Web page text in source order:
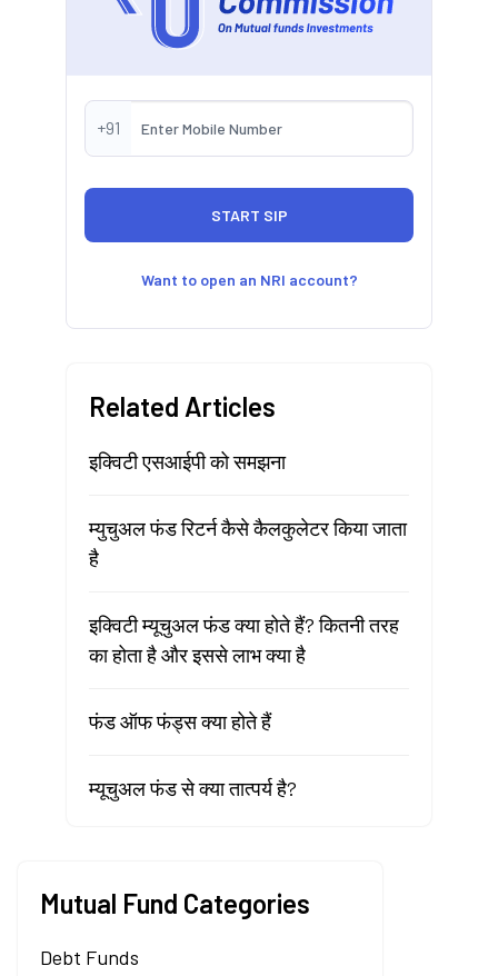
+91
Want to open an NRI account?
Related Articles
इक्विटी एसआईपी को समझना
म्युचुअल फंड रिटर्न कैसे कैलकुलेटर किया जाता
है
इक्विटी म्यूचुअल फंड क्या होते हैं? कितनी तरह
का होता है और इससे लाभ क्या है
फंड ऑफ फंड्स क्या होते हैं
म्यूचुअल फंड से क्या तात्पर्य है?
Mutual Fund Categories
Debt Funds